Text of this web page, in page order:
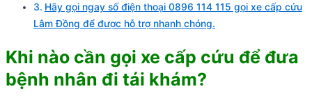
Hãy gọi ngay số điện thoại 0896 114 115 gọi xe cấp cứu
Lâm Đồng để được hỗ trợ nhanh chóng.
Khi nào cần gọi xe cấp cứu để đưa
bệnh nhân đi tái khám?